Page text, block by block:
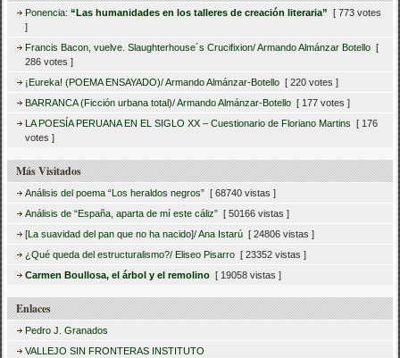
Ponencia:“Las humanidades en los talleres de creación literaria”
[ 773 votes
]
Francis Bacon, vuelve. Slaughterhouse´s Crucifixion/ Armando Almánzar Botello [
286 votes ]
¡Eureka! (POEMA ENSAYADO)/ Armando Almánzar-Botello [ 220 votes ]
BARRANCA (Ficción urbana total)/ Armando Almánzar-Botello [ 177 votes ]
LA POESÍA PERUANA EN EL SIGLO XX – Cuestionario de Floriano Martins
[ 176
votes ]
Más Visitados
Análisis del poema “Los heraldos negros” [ 68740 vistas ]
Análisis de “España, aparta de mí este cáliz” [ 50166 vistas ]
[La suavidad del pan que no ha nacido]/ Ana Istarú [ 24806 vistas ]
¿Qué queda del estructuralismo?/ Eliseo Pisarro [ 23352 vistas ]
Carmen Boullosa, el árbol y el remolino [ 19058 vistas ]
Enlaces
Pedro J. Granados
VALLEJO SIN FRONTERAS INSTITUTO